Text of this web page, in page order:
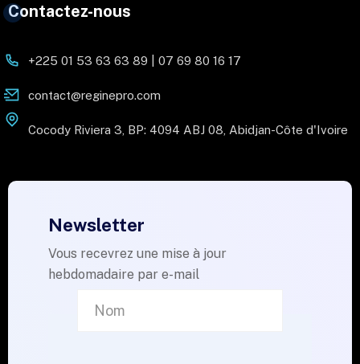
Contactez-nous
+225 01 53 63 63 89 | 07 69 80 16 17
contact@reginepro.com
Cocody Riviera 3, BP: 4094 ABJ 08, Abidjan-Côte d'Ivoire
Newsletter
Vous recevrez une mise à jour
hebdomadaire par e-mail